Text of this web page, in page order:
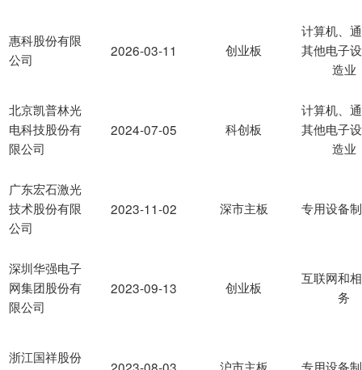
惠科股份有限
公司
北京凯普林光
电科技股份有
限公司
广东宏石激光
技术股份有限
公司
深圳华强电子
网集团股份有
限公司
浙江国祥股份
2026-03-11 创业板
计算机、
其他电子
造业
2024-07-05 科创板
计算机、
其他电子
造业
2023-11-02 深市主板 专用设备
2023-09-13 创业板
互联网和
务
沪市主板 专用设备